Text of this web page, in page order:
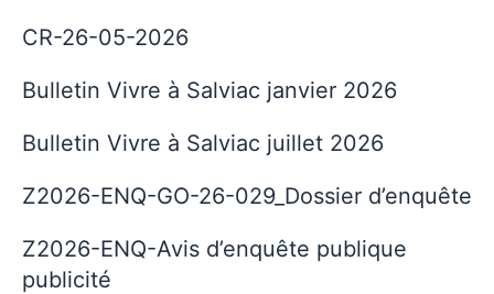
CR-26-05-2026
Bulletin Vivre à Salviac janvier 2026
Bulletin Vivre à Salviac juillet 2026
Z2026-ENQ-GO-26-029_Dossier d’enquête
Z2026-ENQ-Avis d’enquête publique
publicité